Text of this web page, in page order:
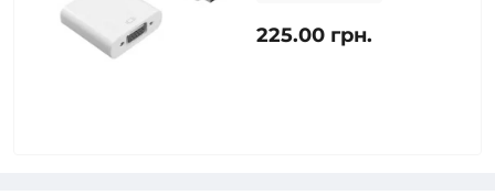
225.00 грн.